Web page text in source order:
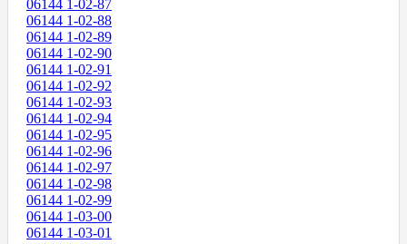
06144 1-02-87
06144 1-02-88
06144 1-02-89
06144 1-02-90
06144 1-02-91
06144 1-02-92
06144 1-02-93
06144 1-02-94
06144 1-02-95
06144 1-02-96
06144 1-02-97
06144 1-02-98
06144 1-02-99
06144 1-03-00
06144 1-03-01